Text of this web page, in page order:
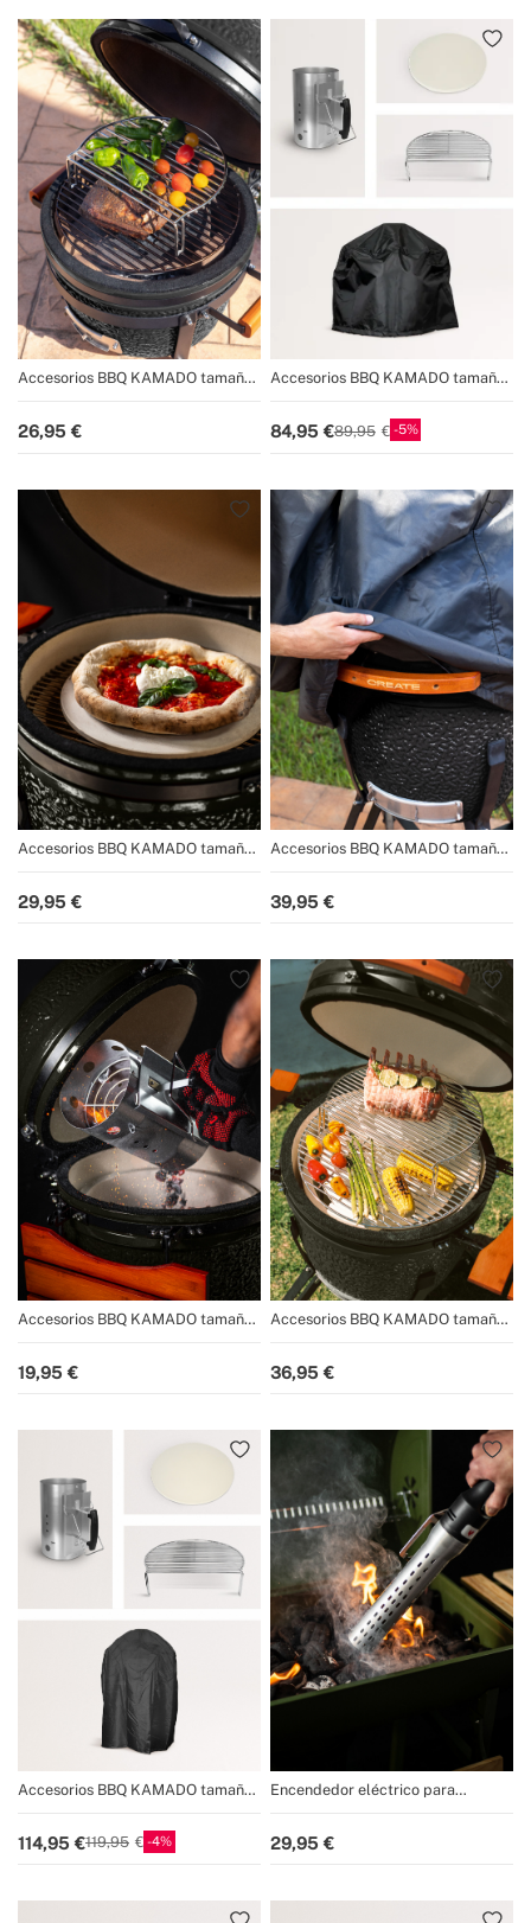
Accesorios BBQ KAMADO tamaño
26,95
Accesorios BBQ KAMADO tamaño
84,95 89,95 5
Accesorios BBQ KAMADO tamaño
29,95
Accesorios BBQ KAMADO tamaño
39,95
Accesorios BBQ KAMADO tamaño
19,95
Accesorios BBQ KAMADO tamaño
36,95
Accesorios BBQ KAMADO tamaño
114,95 119,95 4
Encendedor eléctrico para
29,95